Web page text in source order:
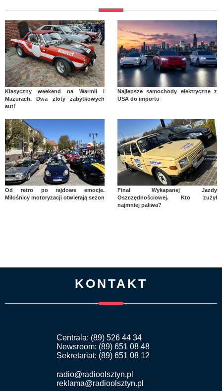
Klasyczny weekend na Warmii i
Mazurach. Dwa zloty zabytkowych
aut!
Najlepsze samochody elektryczne z
USA do importu
Od retro po rajdowe emocje.
Miłośnicy motoryzacji otwierają sezon
Finał Wykapanej Jazdy
Oszczędnościowej. Kto zużył
najmniej paliwa?
KONTAKT
Centrala: (89) 526 44 34
Newsroom: (89) 651 08 48
Sekretariat: (89) 651 08 12
radio@radioolsztyn.pl
reklama@radioolsztyn.pl